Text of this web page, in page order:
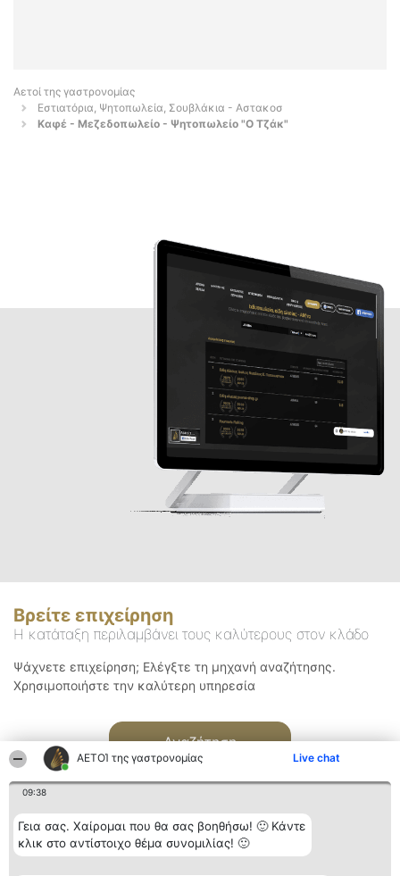
ΑΕΤΟΊ της γαστρονομίας Live chat
09:38
Γεια σας. Χαίρομαι που θα σας βοηθήσω! 🙂 Κάντε
κλικ στο αντίστοιχο θέμα συνομιλίας! 🙂
Αετοί της γαστρονομίας
Εστιατόρια, Ψητοπωλεία, Σουβλάκια - Αστακοσ
Καφέ - Μεζεδοπωλείο - Ψητοπωλείο "Ο Τζάκ"
Βρείτε επιχείρηση
Η κατάταξη περιλαμβάνει τους καλύτερους στον κλάδο
Ψάχνετε επιχείρηση; Ελέγξτε τη μηχανή αναζήτησης.
Χρησιμοποιήστε την καλύτερη υπηρεσία
Αναζήτηση
Διοργανωτής της Κατάταξη Επικοινωνία